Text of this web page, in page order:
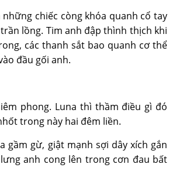
chiếc còng khóa quanh cổ tay
lồng. Tim anh đập thình thịch khi
các thanh sắt bao quanh cơ thể
đầu gối anh.
phong. Luna thì thầm điều gì đó
trong này hai đêm liền.
gầm gừ, giật mạnh sợi dây xích gắn
anh cong lên trong cơn đau bất